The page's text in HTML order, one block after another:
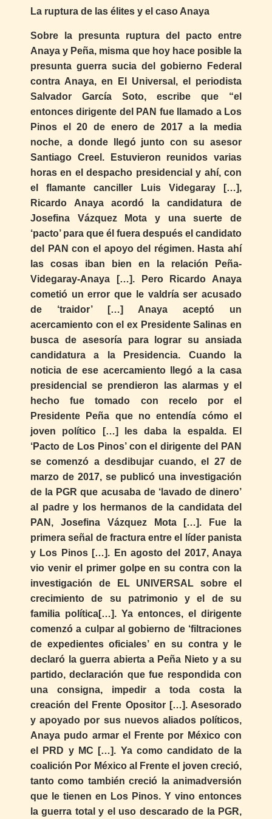
La ruptura de las élites y el caso Anaya
Sobre la presunta ruptura del pacto entre
Anaya y Peña, misma que hoy hace posible la
presunta guerra sucia del gobierno Federal
contra Anaya, en El Universal, el periodista
Salvador García Soto, escribe que “el
entonces dirigente del PAN fue llamado a Los
Pinos el 20 de enero de 2017 a la media
noche, a donde llegó junto con su asesor
Santiago Creel. Estuvieron reunidos varias
horas en el despacho presidencial y ahí, con
el flamante canciller Luis Videgaray […],
Ricardo Anaya acordó la candidatura de
Josefina Vázquez Mota y una suerte de
‘pacto’ para que él fuera después el candidato
del PAN con el apoyo del régimen. Hasta ahí
las cosas iban bien en la relación Peña-
Videgaray-Anaya […]. Pero Ricardo Anaya
cometió un error que le valdría ser acusado
de ‘traidor’ […] Anaya aceptó un
acercamiento con el ex Presidente Salinas en
busca de asesoría para lograr su ansiada
candidatura a la Presidencia. Cuando la
noticia de ese acercamiento llegó a la casa
presidencial se prendieron las alarmas y el
hecho fue tomado con recelo por el
Presidente Peña que no entendía cómo el
joven político […] les daba la espalda. El
‘Pacto de Los Pinos’ con el dirigente del PAN
se comenzó a desdibujar cuando, el 27 de
marzo de 2017, se publicó una investigación
de la PGR que acusaba de ‘lavado de dinero’
al padre y los hermanos de la candidata del
PAN, Josefina Vázquez Mota […]. Fue la
primera señal de fractura entre el líder panista
y Los Pinos […]. En agosto del 2017, Anaya
vio venir el primer golpe en su contra con la
investigación de EL UNIVERSAL sobre el
crecimiento de su patrimonio y el de su
familia política[…]. Ya entonces, el dirigente
comenzó a culpar al gobierno de ‘filtraciones
de expedientes oficiales’ en su contra y le
declaró la guerra abierta a Peña Nieto y a su
partido, declaración que fue respondida con
una consigna, impedir a toda costa la
creación del Frente Opositor […]. Asesorado
y apoyado por sus nuevos aliados políticos,
Anaya pudo armar el Frente por México con
el PRD y MC […]. Ya como candidato de la
coalición Por México al Frente el joven creció,
tanto como también creció la animadversión
que le tienen en Los Pinos. Y vino entonces
la guerra total y el uso descarado de la PGR,